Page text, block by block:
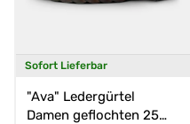
Sofort Lieferbar
"Ava" Ledergürtel
Damen geflochten 25